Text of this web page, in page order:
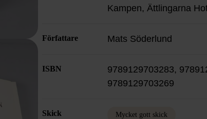
Kampen, Ättlingarna
Författare Mats Söderlund
ISBN
9789129703283,
9789129703269
Skick Mycket gott skick